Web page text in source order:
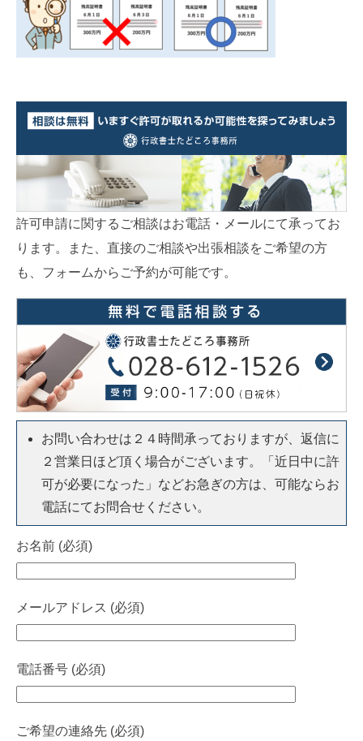
許可申請に関するご相談はお電話・メールにて承ってお
ります。また、直接のご相談や出張相談をご希望の方
も、フォームからご予約が可能です。
お問い合わせは２４時間承っておりますが、返信に
２営業日ほど頂く場合がございます。「近日中に許
可が必要になった」などお急ぎの方は、可能ならお
電話にてお問合せください。
お名前 (必須)
メールアドレス (必須)
電話番号 (必須)
ご希望の連絡先 (必須)